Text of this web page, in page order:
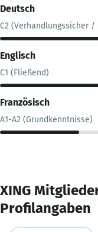
Deutsch
C2 (Verhandlungssicher
Englisch
C1 (Fließend)
Französisch
A1-A2 (Grundkenntnisse)
XING
Profilangaben